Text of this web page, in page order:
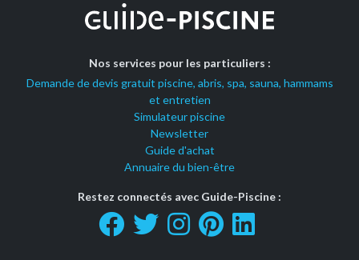
Nos services pour les particuliers :
Demande de devis gratuit piscine, abris, spa, sauna, hammams
et entretien
Simulateur piscine
Newsletter
Guide d'achat
Annuaire du bien-être
Restez connectés avec Guide-Piscine :